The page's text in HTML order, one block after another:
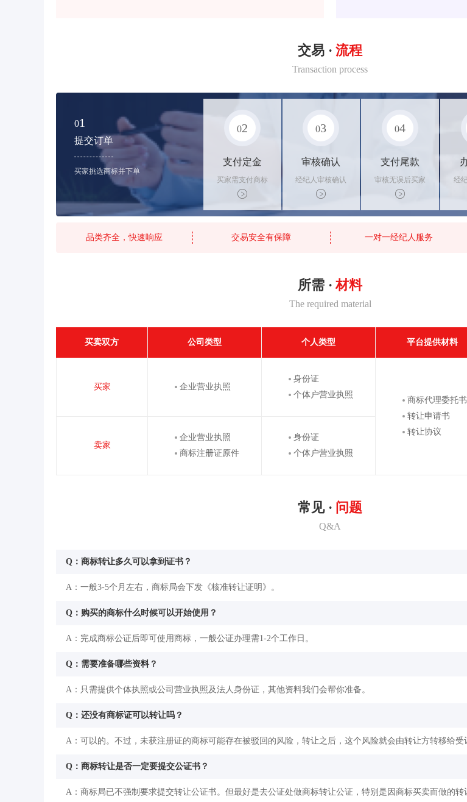
交易 · 流程
Transaction process
01
提交订单
买家挑选商标并下单
02
支付定金
买家需支付商标
标价的10%的购
买订金
03
审核确认
经纪人审核确认
商标状态
04
支付尾款
审核无误后买家
支付尾款，卖家
办理相关手续
经
转
品类齐全，快速响应 交易安全有保障 一对一经纪人服务
所需 · 材料
The required material
买卖双方 公司类型 个人类型 平台提供材料
买家 企业营业执照
身份证
个体户营业执照
商标代理委托书
转让申请书
转让协议
卖家
企业营业执照
商标注册证原件
身份证
个体户营业执照
常见 · 问题
Q&A
Q：商标转让多久可以拿到证书？
A：一般3-5个月左右，商标局会下发《核准转让证明》。
Q：购买的商标什么时候可以开始使用？
A：完成商标公证后即可使用商标，一般公证办理需1-2个工作日。
Q：需要准备哪些资料？
A：只需提供个体执照或公司营业执照及法人身份证，其他资料我们会帮你准备。
Q：还没有商标证可以转让吗？
A：可以的。不过，未获注册证的商标可能存在被驳回的风险，转让之后，这个风险就会由转让方转移给受
Q：商标转让是否一定要提交公证书？
A：商标局已不强制要求提交转让公证书。但最好是去公证处做商标转让公证，特别是因商标买卖而做的